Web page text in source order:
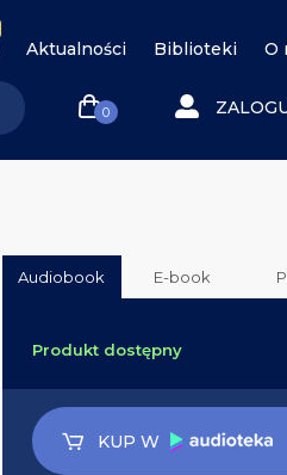
Aktualności Biblioteki O
0
Audiobook E-book
Produkt dostępny
KUP W